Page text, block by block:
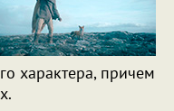
характера, причем